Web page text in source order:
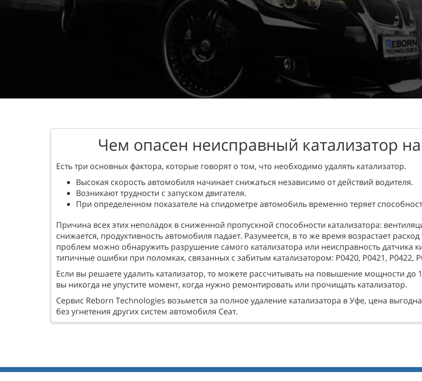
Чем опасен неисправный катализатор
Есть три основных фактора, которые говорят о том, что необходимо удалять катализатор.
Высокая скорость автомобиля начинает снижаться независимо от действий водителя.
Возникают трудности с запуском двигателя.
При определенном показателе на спидометре автомобиль временно теряет
Причина всех этих неполадок в сниженной пропускной способности катализатора:
снижается, продуктивность автомобиля падает. Разумеется, в то же время возрастает
проблем можно обнаружить разрушение самого катализатора или неисправность датчика
типичные ошибки при поломках, связанных с забитым катализатором: Р0420, Р0421, Р0422,
Если вы решаете удалить катализатор, то можете рассчитывать на повышение мощности до
вы никогда не упустите момент, когда нужно ремонтировать или прочищать катализатор.
Сервис Reborn Technologies возьмется за полное удаление катализатора в Уфе, цена
без угнетения других систем автомобиля Сеат.